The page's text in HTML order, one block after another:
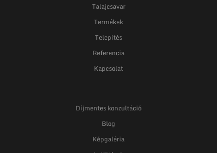
Talajcsavar
Termékek
Telepítés
Referencia
Kapcsolat
Díjmentes konzultáció
Blog
Képgaléria